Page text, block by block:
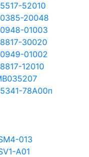
52010
20048
01003
30020
01002
12010
78A00п
013
A01